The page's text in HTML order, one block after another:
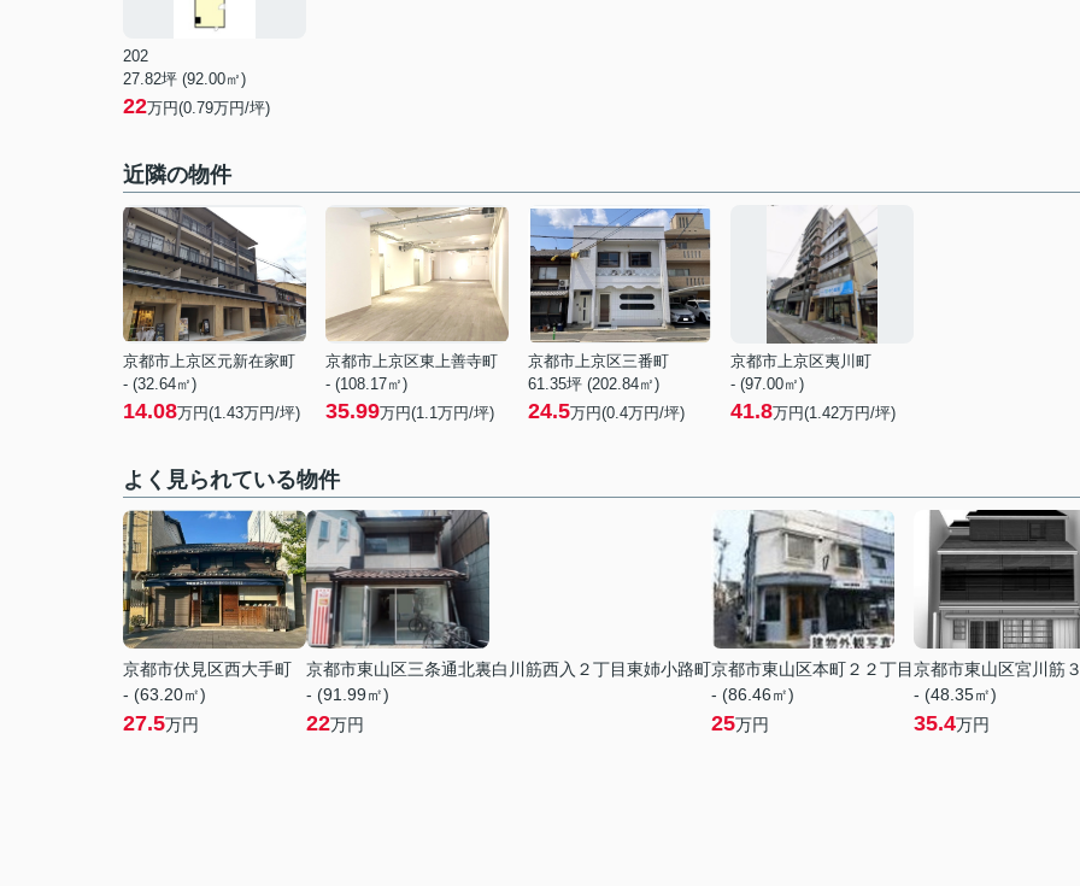
202
27.82坪 (92.00㎡)
22万円(0.79万円/坪)
近隣の物件
京都市上京区元新在家町
- (32.64㎡)
14.08万円(1.43万円/坪)
京都市上京区東上善寺町
- (108.17㎡)
35.99万円(1.1万円/坪)
京都市上京区三番町
61.35坪 (202.84㎡)
24.5万円(0.4万円/坪)
京都市上京区夷川町
- (97.00㎡)
41.8万円(1.42万円/坪)
よく見られている物件
京都市伏見区西大手町
- (63.20㎡)
27.5万円
京都市東山区三条通北裏白川筋西入２丁目東姉小路町
- (91.99㎡)
22万円
京都市東山区本町２２丁目
- (86.46㎡)
25万円
京都市東山区宮川筋
- (48.35㎡)
35.4万円